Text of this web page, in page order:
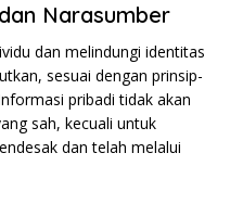
Narasumber
dan melindungi identitas
sesuai dengan prinsip-
pribadi tidak akan
sah, kecuali untuk
dan telah melalui